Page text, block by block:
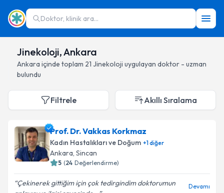
Doktor, klinik ara...
Jinekoloji, Ankara
Ankara içinde toplam 21 Jinekoloji uygulayan doktor - uzman
bulundu
Filtrele Akıllı Sıralama
Prof. Dr. Vakkas Korkmaz
Kadın Hastalıkları ve Doğum +1diğer
Ankara, Sincan
5 (24 Değerlendirme)
Çekinerek gittiğim için çok tedirgindim doktorumun
Devamı